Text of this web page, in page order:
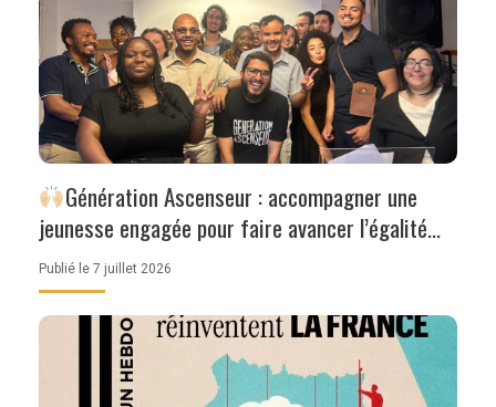
Génération Ascenseur : accompagner une
jeunesse engagée pour faire avancer l’égalité
des chances
Publié le 7 juillet 2026